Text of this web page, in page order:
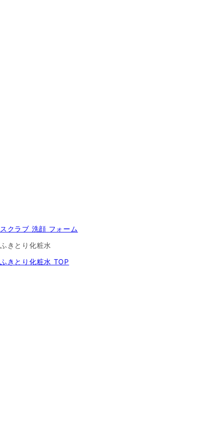
スクラブ 洗顔 フォーム
ふきとり化粧水
ふきとり化粧水 TOP